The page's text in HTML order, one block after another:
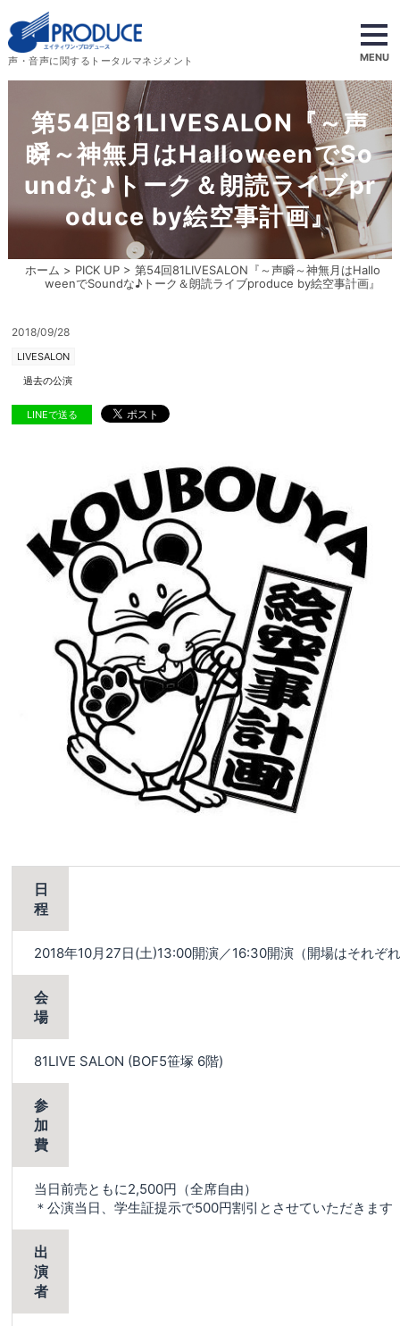
声・音声に関するトータルマネジメント MENU
第54回81LIVESALON『～声
瞬～神無月はHalloweenでSo
undな♪トーク＆朗読ライブpr
oduce by絵空事計画』
ホーム > PICK UP > 第54回81LIVESALON『～声瞬～神無月はHallo
weenでSoundな♪トーク＆朗読ライブproduce by絵空事計画』
2018/09/28
LIVESALON
過去の公演
LINEで送る
日
程
2018年10月27日(土)13:00開演／16:30開演（開場はそれぞ
会
場
81LIVE SALON (BOF5笹塚 6階)
参
加
費
当日前売ともに2,500円（全席自由）
＊公演当日、学生証提示で500円割引とさせていただきます
出
演
者